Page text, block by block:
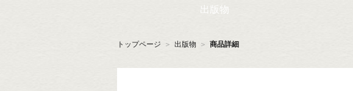
出版物
トップページ ＞ 出版物 ＞ 商品詳細